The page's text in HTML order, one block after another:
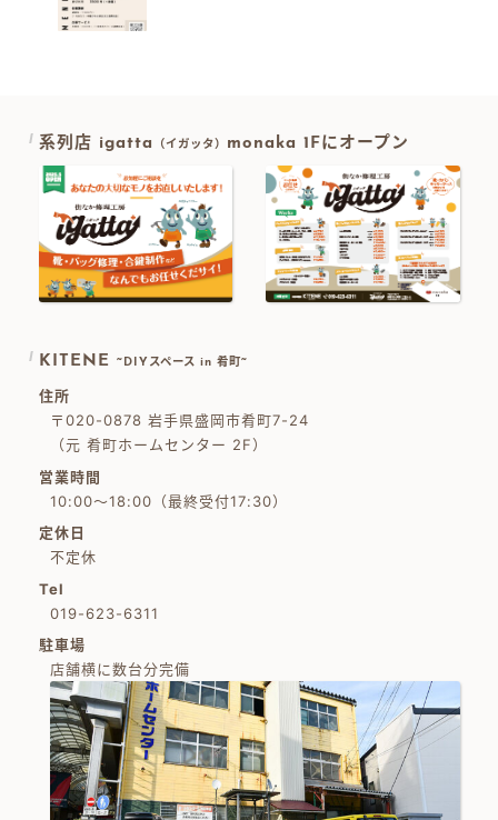
系列店 igatta （イガッタ） monaka 1Fにオープン
KITENE ~DIYスペース in 肴町~
住所
〒020-0878 岩手県盛岡市肴町7-24
（元 肴町ホームセンター 2F）
営業時間
10:00～18:00（最終受付17:30）
定休日
不定休
Tel
019-623-6311
駐車場
店舗横に数台分完備